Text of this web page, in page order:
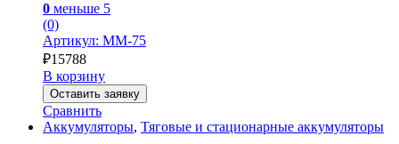
0 меньше 5
(0)
Артикул: MM-75
₽15788
В корзину
Оставить заявку
Сравнить
Аккумуляторы, Тяговые и стационарные аккумуляторы